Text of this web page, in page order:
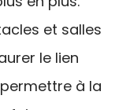
et salles
le lien
à la